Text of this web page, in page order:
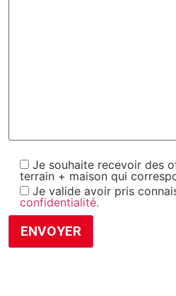
Je souhaite recevoir des
terrain + maison qui
Je valide avoir pris
confidentialité.